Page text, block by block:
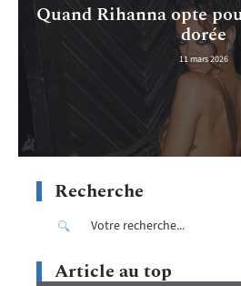
Quand Rihanna opte
dorée
11 mars 2026
Recherche
Article au top